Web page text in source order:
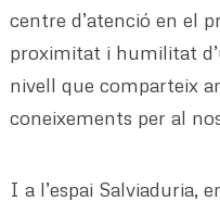
centre d’atenció en el
proximitat i humilitat
nivell que comparteix
coneixements per al
I a l’espai Salviaduria,